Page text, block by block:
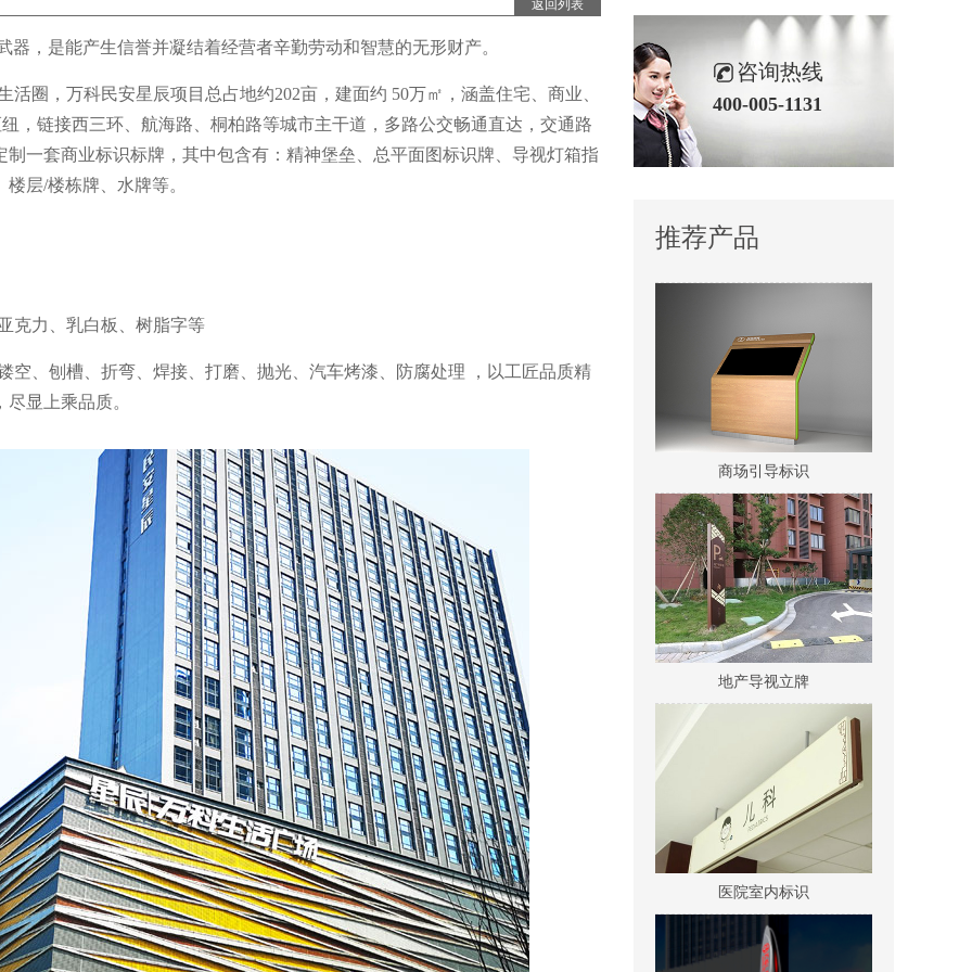
返回列表
，是能产生信誉并凝结着经营者辛勤劳动和智慧的无形财产。
圈，万科民安星辰项目总占地约202亩，建面约 50万㎡，涵盖住宅、商业、
，链接西三环、航海路、桐柏路等城市主干道，多路公交畅通直达，交通路
一套商业标识标牌，其中包含有： 精神堡垒、总平面图标识牌、导视灯箱指
层/楼栋牌、水牌等。
克力、乳白板、树脂字等
空、刨槽、折弯、焊接、打磨、抛光、汽车烤漆、防腐处理 ，以工匠品质精
显上乘品质。
咨询热线
400-005-1131
推荐产品
商场引导标识
地产导视立牌
医院室内标识